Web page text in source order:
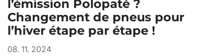
l’émission Polopatě ?
Changement de pneus pour
l’hiver étape par étape !
08. 11. 2024